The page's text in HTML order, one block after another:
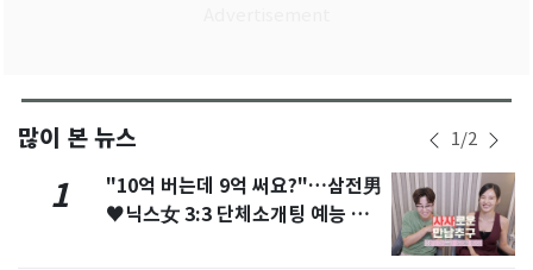
많이 본 뉴스 1/2
1
"10억 버는데 9억 써요?"…삼전男
♥닉스女 3:3 단체소개팅 예능 화